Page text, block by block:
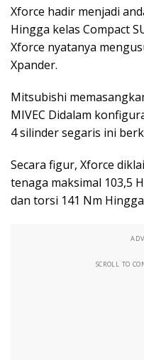
Xforce hadir menjadi
Hingga kelas Compact
Xforce nyatanya
Xpander.
Mitsubishi
MIVEC Didalam
4 silinder segaris ini
Secara figur, Xforce
tenaga maksimal 103,5
dan torsi 141 Nm Hingga
SCROLL TO